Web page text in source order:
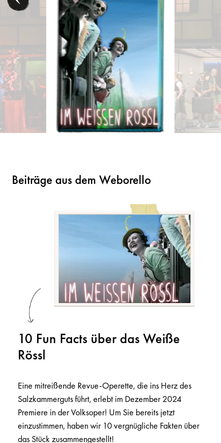
Beiträge aus dem Weborello
10 Fun Facts über das Weiße
Rössl
Eine mitreißende Revue-Operette, die ins Herz des
Salzkammerguts führt, erlebt im Dezember 2024
Premiere in der Volksoper! Um Sie bereits jetzt
einzustimmen, haben wir 10 vergnügliche Fakten über
das Stück zusammengestellt!